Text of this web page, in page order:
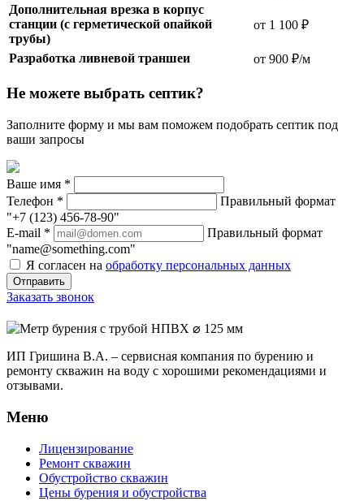
Дополнительная врезка в корпус
станции (с герметической опайкой
трубы)
от 1 100 ₽
Разработка ливневой траншеи от 900 ₽/м
Не можете выбрать септик?
Заполните форму и мы вам поможем подобрать септик под
ваши запросы
Ваше имя *
Телефон *
Правильный формат
"+7 (123) 456-78-90"
E-mail *
Правильный формат
"name@something.com"
Я согласен на обработку персональных данных
Заказать звонок
ИП Гришина В.А. – сервисная компания по бурению и
ремонту скважин на воду с хорошими рекомендациями и
отзывами.
Меню
Лицензирование
Ремонт скважин
Обустройство скважин
Цены бурения и обустройства